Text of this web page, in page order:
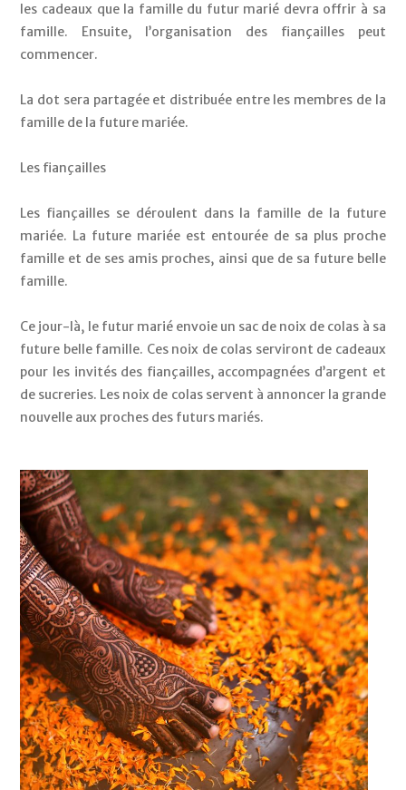
les cadeaux que la famille du futur marié devra offrir à sa
famille. Ensuite, l’organisation des fiançailles peut
commencer.
La dot sera partagée et distribuée entre les membres de la
famille de la future mariée.
Les fiançailles
Les fiançailles se déroulent dans la famille de la future
mariée. La future mariée est entourée de sa plus proche
famille et de ses amis proches, ainsi que de sa future belle
famille.
Ce jour-là, le futur marié envoie un sac de noix de colas à sa
future belle famille. Ces noix de colas serviront de cadeaux
pour les invités des fiançailles, accompagnées d’argent et
de sucreries. Les noix de colas servent à annoncer la grande
nouvelle aux proches des futurs mariés.